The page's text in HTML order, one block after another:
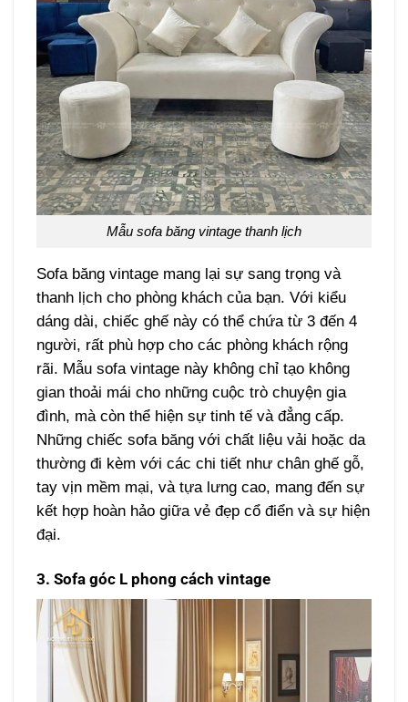
Mẫu sofa băng vintage thanh lịch
Sofa băng vintage mang lại sự sang trọng và
thanh lịch cho phòng khách của bạn. Với kiểu
dáng dài, chiếc ghế này có thể chứa từ 3 đến 4
người, rất phù hợp cho các phòng khách rộng
rãi. Mẫu sofa vintage này không chỉ tạo không
gian thoải mái cho những cuộc trò chuyện gia
đình, mà còn thể hiện sự tinh tế và đẳng cấp.
Những chiếc sofa băng với chất liệu vải hoặc da
thường đi kèm với các chi tiết như chân ghế gỗ,
tay vịn mềm mại, và tựa lưng cao, mang đến sự
kết hợp hoàn hảo giữa vẻ đẹp cổ điển và sự hiện
đại.
3. Sofa góc L phong cách vintage